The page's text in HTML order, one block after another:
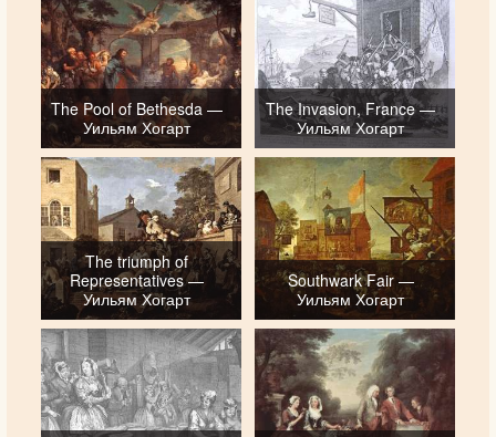
The Pool of Bethesda —
Уильям Хогарт
The Invasion, France —
Уильям Хогарт
The triumph of
Representatives —
Уильям Хогарт
Southwark Fair —
Уильям Хогарт